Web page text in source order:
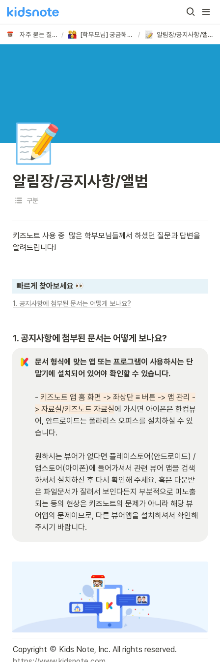
자주 묻는 질문 / [학부모님] 궁금해요! / 알림장/공지사항/앨범
📝
알림장/공지사항/앨범
구분
키즈노트 사용 중  많은 학부모님들께서 하셨던 질문과 답변을
알려드립니다!
빠르게 찾아보세요
1. 공지사항에 첨부된 문서는 어떻게 보나요?
1. 공지사항에 첨부된 문서는 어떻게 보나요?
문서 형식에 맞는 앱 또는 프로그램이 사용하시는 단
- 키즈노트 앱 홈 화면 -> 좌상단 ≡ 버튼 -> 앱 관리 -
> 자료실/키즈노트 자료실에 가시면 아이폰은 한컴뷰
어, 안드로이드는 폴라리스 오피스를 설치하실 수 있
습니다.
원하시는 뷰어가 없다면 플레이스토어(안드로이드) /
앱스토어(아이폰)에 들어가셔서 관련 뷰어 앱을 검색
하셔서 설치하신 후 다시 확인해 주세요. 혹은 다운받
은 파일문서가 잘려서 보인다든지 부분적으로 미노출
되는 등의 현상은 키즈노트의 문제가 아니라 해당 뷰
어앱의 문제이므로, 다른 뷰어앱을 설치하셔서 확인해
주시기 바랍니다.
Copyright